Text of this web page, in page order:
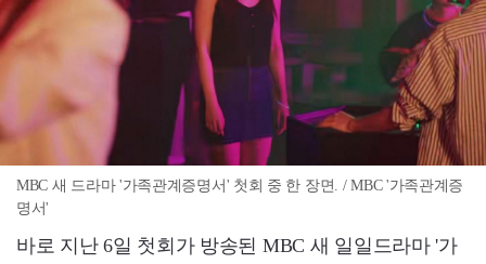
MBC 새 드라마 '가족관계증명서' 첫회 중 한 장면. / MBC '가족관계증
명서'
바로 지난 6일 첫회가 방송된 MBC 새 일일드라마 '가